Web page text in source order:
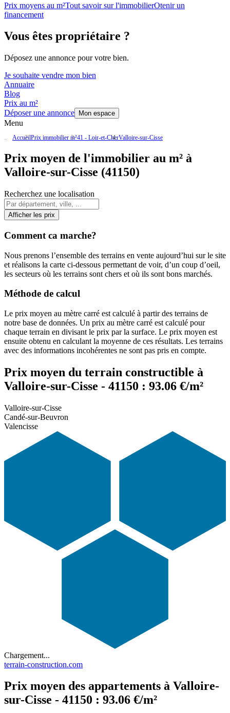
Prix moyens au m²Tout savoir sur l'immobilierOtenir un
financement
Vous êtes propriétaire ?
Déposez une annonce pour votre bien.
Je souhaite vendre mon bien
Annuaire
Blog
Prix au m²
Déposer une annonce
Mon espace
Menu
AccueilPrix immobilier m²41 - Loir-et-CherValloire-sur-Cisse
Prix moyen de l'immobilier au m² à
Valloire-sur-Cisse (41150)
Recherchez une localisation
Afficher les prix
Comment ca marche?
Nous prenons l’ensemble des terrains en vente aujourd’hui sur le site
et réalisons la carte ci-dessous permettant de voir, d’un coup d’oeil,
les secteurs où les terrains sont chers et où ils sont bons marchés.
Méthode de calcul
Le prix moyen au mètre carré est calculé à partir des terrains de
notre base de données. Un prix au mètre carré est calculé pour
chaque terrain en divisant le prix par la surface. Le prix moyen est
ensuite obtenu en calculant la moyenne de ces résultats. Les terrains
avec des informations incohérentes ne sont pas pris en compte.
Prix moyen du terrain constructible à
Valloire-sur-Cisse - 41150 : 93.06 €/m²
Valloire-sur-Cisse
Candé-sur-Beuvron
Valencisse
Chargement...
terrain-construction.com
Prix moyen des appartements à Valloire-
sur-Cisse - 41150 : 93.06 €/m²